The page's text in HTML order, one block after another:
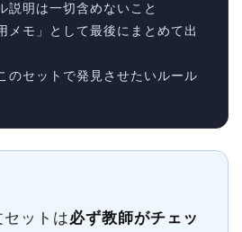
明は一切含めないこと
モ」として最後にまとめて出
セットで発見させたいルール
ットは必ず教師がチェッ